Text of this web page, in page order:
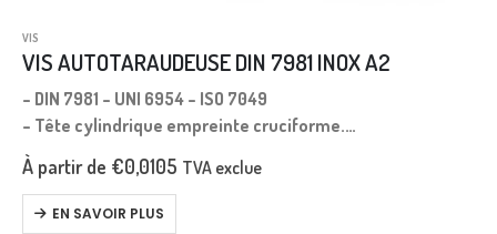
VIS
VIS AUTOTARAUDEUSE DIN 7981 INOX A2
– DIN 7981 – UNI 6954 – ISO 7049
– Tête cylindrique empreinte cruciforme.
– Longueur mesurée sous tête.
À partir de €0,0105 TVA exclue
EN SAVOIR PLUS